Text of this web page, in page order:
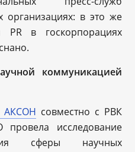
организациях: в это же
PR в госкорпорациях
коммуникацией
АКСОН cовместно с РВК
исследование
сферы научных